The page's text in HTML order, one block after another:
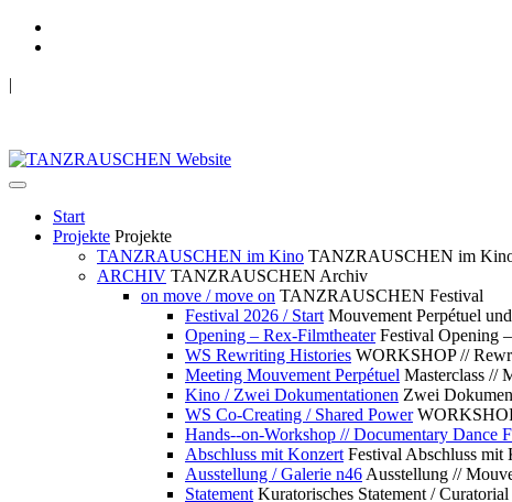
|
Start
Projekte Projekte
TANZRAUSCHEN im Kino TANZRAUSCHEN im
ARCHIV TANZRAUSCHEN Archiv
on move / move on TANZRAUSCHEN Festival
Festival 2026 / Start Mouvement Perpétuel
Opening – Rex-Filmtheater Festival Opening
WS Rewriting Histories WORKSHOP //
Meeting Mouvement Perpétuel Masterclass //
Kino / Zwei Dokumentationen Zwei
WS Co-Creating / Shared Power
Hands--on-Workshop // Documentary Dance
Abschluss mit Konzert Festival Abschluss mit
Ausstellung / Galerie n46 Ausstellung //
Statement Kuratorisches Statement / Curatorial